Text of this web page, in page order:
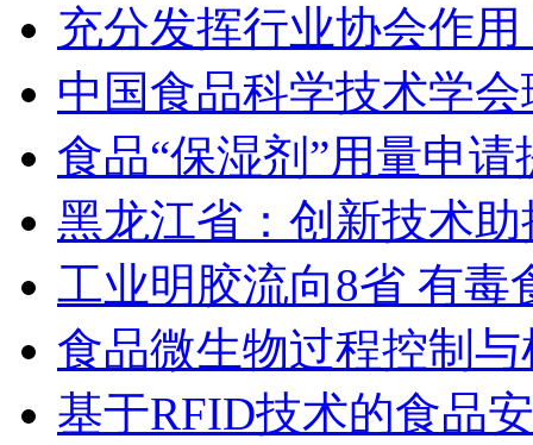
充分发挥行业协会作
中国食品科学技术学
食品“保湿剂”用量申
黑龙江省：创新技术
工业明胶流向8省 有毒
食品微生物过程控制
基于RFID技术的食品